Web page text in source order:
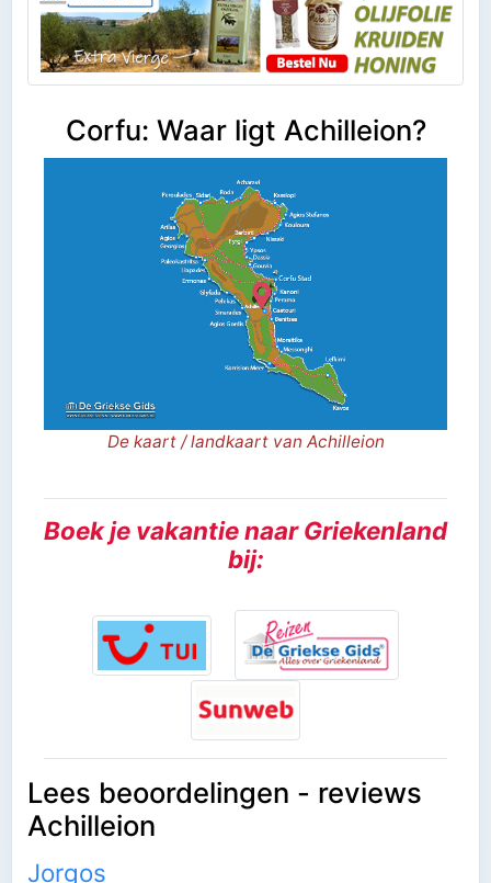
Corfu: Waar ligt Achilleion?
De kaart / landkaart van Achilleion
Boek je vakantie naar Griekenland
bij:
Lees beoordelingen - reviews
Achilleion
Jorgos